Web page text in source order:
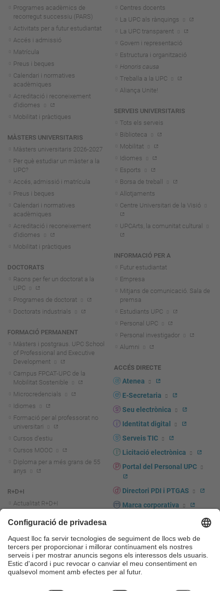
Programes acadèmics de
recorregut successiu (PARS)
Activitats per a futur estudiantat
Accés i admissió
Matrícula
Preus i beques
Calendari i normatives
acadèmiques
Acreditació i reconeixement
d'idiomes
Mobilitat i pràctiques
MÀSTERS UNIVERSITARIS
Màsters universitaris 2026-2027
Per què estudiar un màster a la
UPC?
Accés, admissió i matrícula
Preus i beques
Calendari i normatives
acadèmiques
Acreditació i reconeixement
d'idiomes
Mobilitat i pràctiques
DOCTORATS
Raons per fer un doctorat a la
UPC
Programes de doctorat
Doctorats industrials
FORMACIÓ PERMANENT
Màsters i postgraus. UPC School
of Professional and Executive
Development
Campus FPCAT-UPC de la
Mobilitat Sostenible
Microcredencials
Idiomes
Formació per al professorat no
universitari
Cursos d'estiu
Cursos MOOC
Diploma per a més grans de 55
anys
R+D+I
Actualitat R+D+I
La transferència, l'emprenedoria i
la innovació a la UPC
Foment i suport a la recerca
Foment i suport a la
transferència, l'emprenedoria i la
Serveis per a empreses
Centres docents
La UPC als rànquings
La UPC transparent
Govern i representació
Estructura i organització
Honoris causa
Treballa a la UPC
Aliança Unite!
SERVEIS UNIVERSITARIS
Tots els serveis
Biblioteca
Mobilitat
Idiomes
Esports
Borsa de treball
Allotjaments
Centre Universitari de la Visió
UPCArts, la comunitat cultural
INFORMACIÓ PER A
Futur estudiantat
Empresa
Mitjans de comunicació. Sala de
premsa
Estudiants UPC
Personal UPC
Personal investigador
Alumni
ACCÉS DIRECTE
Atenea
E-Secretaria
Seu electrònica
Identitat digital
Serveis TIC
Licitació electrònica
Portal del Personal UPC
Directori PDI i PTGAS
Marca corporativa
Seguretat i salut
Autoprotecció i emergències